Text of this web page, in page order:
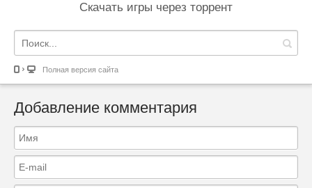
Скачать игры через торрент
Полная версия сайта
Добавление комментария